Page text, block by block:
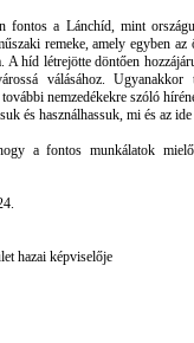
fontos a Lánchíd, mint
remeke, amely egyben az
A híd létrejötte döntően
válásához.
nemzedékekre szóló
és használhassuk, mi és az
a fontos munkálatok
hazai képviselője